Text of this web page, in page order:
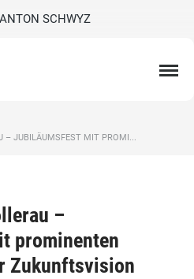
SCHWYZ
– JUBILÄUMSFEST MIT PROMI...
–
prominenten
Zukunftsvision